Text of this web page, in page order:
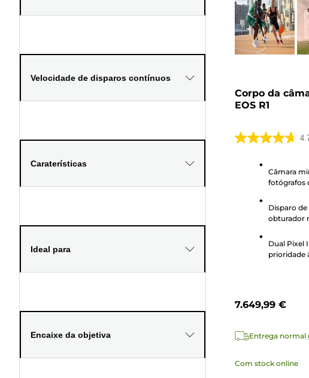
Velocidade de disparos contínuos
Caraterísticas
Ideal para
Encaixe da objetiva
Corpo da
EOS R1
4.7
estrelas.
análises
Câmara
fotógrafos
Disparo
obturador
Dual Pixel
prioridade
7.649,99 €
Entrega normal
Com stock online